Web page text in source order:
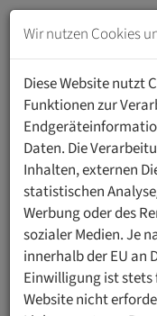
Zum
Inhalt
springen
Navigation
springen
HOME
Podium
Die Vortragsreihe
die Möglichkeit, sich
Fragestellungen
Wir nutzen Cookies
Diese Website nutzt
Funktionen zur
Daten. Die
Inhalten, externen
statistischen
Werbung oder des
sozialer Medien. Je
innerhalb der EU an
Einwilligung ist
Website nicht